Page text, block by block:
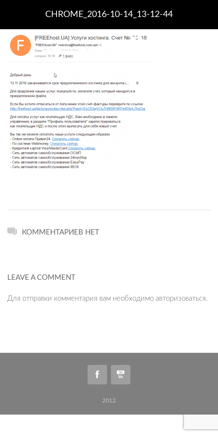
CHROME_2016-10-14_13-12-44
КОММЕНТАРИЕВ НЕТ
LEAVE A COMMENT
Для отправки комментария вам необходимо авторизоваться.
2012